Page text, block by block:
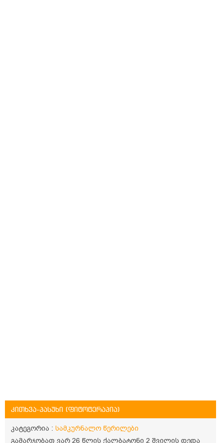
კითხვა-პასუხი (ფიტოტერაპია)
კატეგორია : სამკურნალო წერილები
გამარჯობათ ვარ 26 წლის ქალბატონი 2 შვილის დედა